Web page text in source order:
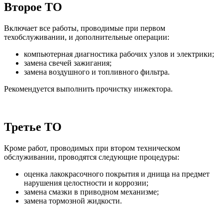
Второе ТО
Включает все работы, проводимые при первом
техобслуживании, и дополнительные операции:
компьютерная диагностика рабочих узлов и электрики;
замена свечей зажигания;
замена воздушного и топливного фильтра.
Рекомендуется выполнить прочистку инжектора.
Третье ТО
Кроме работ, проводимых при втором техническом
обслуживании, проводятся следующие процедуры:
оценка лакокрасочного покрытия и днища на предмет
нарушения целостности и коррозии;
замена смазки в приводном механизме;
замена тормозной жидкости.